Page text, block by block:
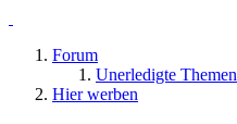
Forum
Unerledigte Themen
Hier werben